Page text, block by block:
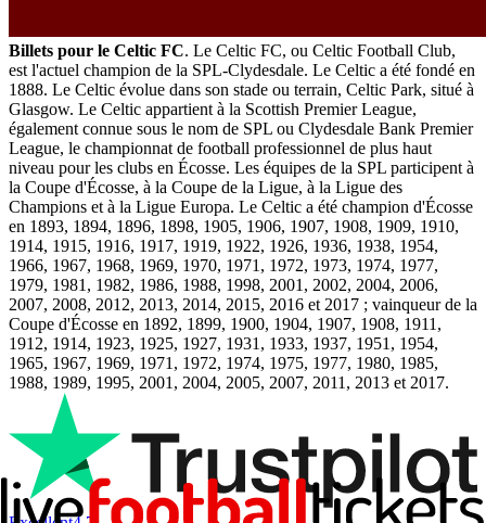
Billets pour le Celtic FC. Le Celtic FC, ou Celtic Football Club,
est l'actuel champion de la SPL-Clydesdale. Le Celtic a été fondé en
1888. Le Celtic évolue dans son stade ou terrain, Celtic Park, situé à
Glasgow. Le Celtic appartient à la Scottish Premier League,
également connue sous le nom de SPL ou Clydesdale Bank Premier
League, le championnat de football professionnel de plus haut
niveau pour les clubs en Écosse. Les équipes de la SPL participent à
la Coupe d'Écosse, à la Coupe de la Ligue, à la Ligue des
Champions et à la Ligue Europa. Le Celtic a été champion d'Écosse
en 1893, 1894, 1896, 1898, 1905, 1906, 1907, 1908, 1909, 1910,
1914, 1915, 1916, 1917, 1919, 1922, 1926, 1936, 1938, 1954,
1966, 1967, 1968, 1969, 1970, 1971, 1972, 1973, 1974, 1977,
1979, 1981, 1982, 1986, 1988, 1998, 2001, 2002, 2004, 2006,
2007, 2008, 2012, 2013, 2014, 2015, 2016 et 2017 ; vainqueur de la
Coupe d'Écosse en 1892, 1899, 1900, 1904, 1907, 1908, 1911,
1912, 1914, 1923, 1925, 1927, 1931, 1933, 1937, 1951, 1954,
1965, 1967, 1969, 1971, 1972, 1974, 1975, 1977, 1980, 1985,
1988, 1989, 1995, 2001, 2004, 2005, 2007, 2011, 2013 et 2017.